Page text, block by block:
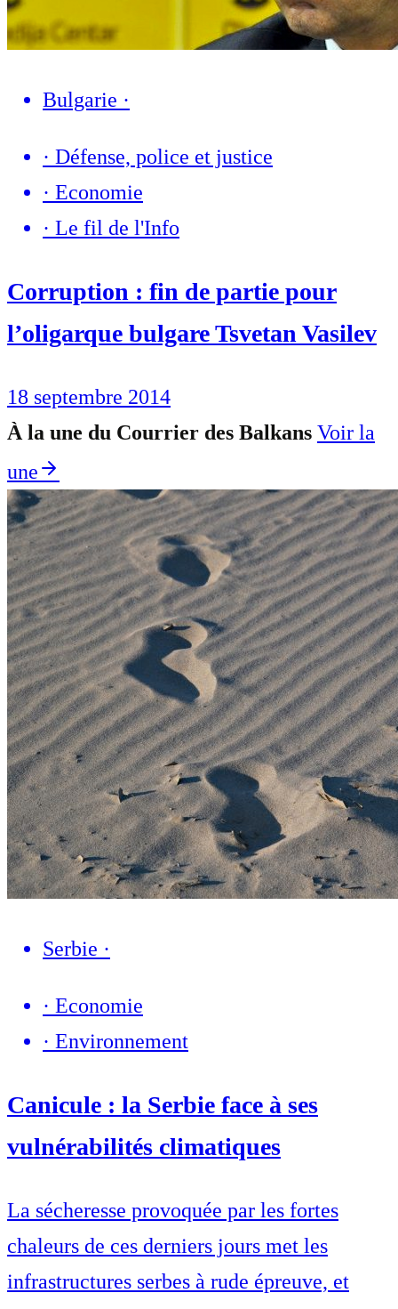
Bulgarie ·
· Défense, police et justice
· Economie
· Le fil de l'Info
Corruption : fin de partie pour
l’oligarque bulgare Tsvetan Vasilev
18 septembre 2014
À la une du Courrier des Balkans Voir la
une
Serbie ·
· Economie
· Environnement
Canicule : la Serbie face à ses
vulnérabilités climatiques
La sécheresse provoquée par les fortes
chaleurs de ces derniers jours met les
infrastructures serbes à rude épreuve, et